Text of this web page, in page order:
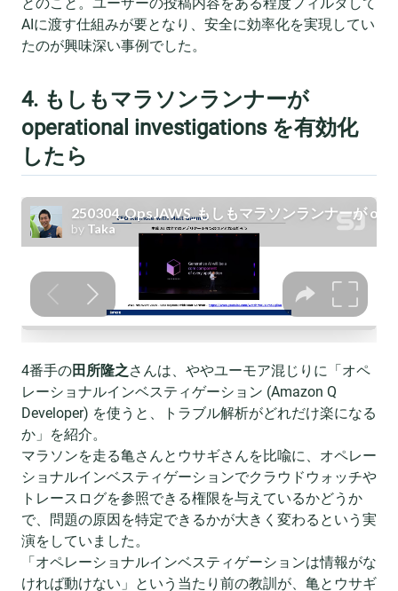
とのこと。ユーザーの投稿内容をある程度フィルタして
AIに渡す仕組みが要となり、安全に効率化を実現してい
たのが興味深い事例でした。
4. もしもマラソンランナーが
operational investigations を有効化
したら
4番手の田所隆之さんは、ややユーモア混じりに「オペ
レーショナルインベスティゲーション (Amazon Q
Developer) を使うと、トラブル解析がどれだけ楽になる
か」を紹介。
マラソンを走る亀さんとウサギさんを比喩に、オペレー
ショナルインベスティゲーションでクラウドウォッチや
トレースログを参照できる権限を与えているかどうか
で、問題の原因を特定できるかが大きく変わるという実
演をしていました。
「オペレーショナルインベスティゲーションは情報がな
ければ動けない」という当たり前の教訓が、亀とウサギ